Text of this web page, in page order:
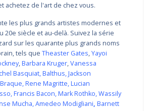
achetez de l'art de chez vous.
les plus grands artistes modernes et
20e siècle et au-delà. Suivez la série
sur les quarante plus grands noms
tels que Theaster Gates,Yayoi
,Barbara Kruger,Vanessa
Basquiat,Balthus,Jackson
,Rene Magritte,Lucian
,Francis Bacon,Mark Rothko,Wassily
Mucha,Amedeo Modigliani, Barnett